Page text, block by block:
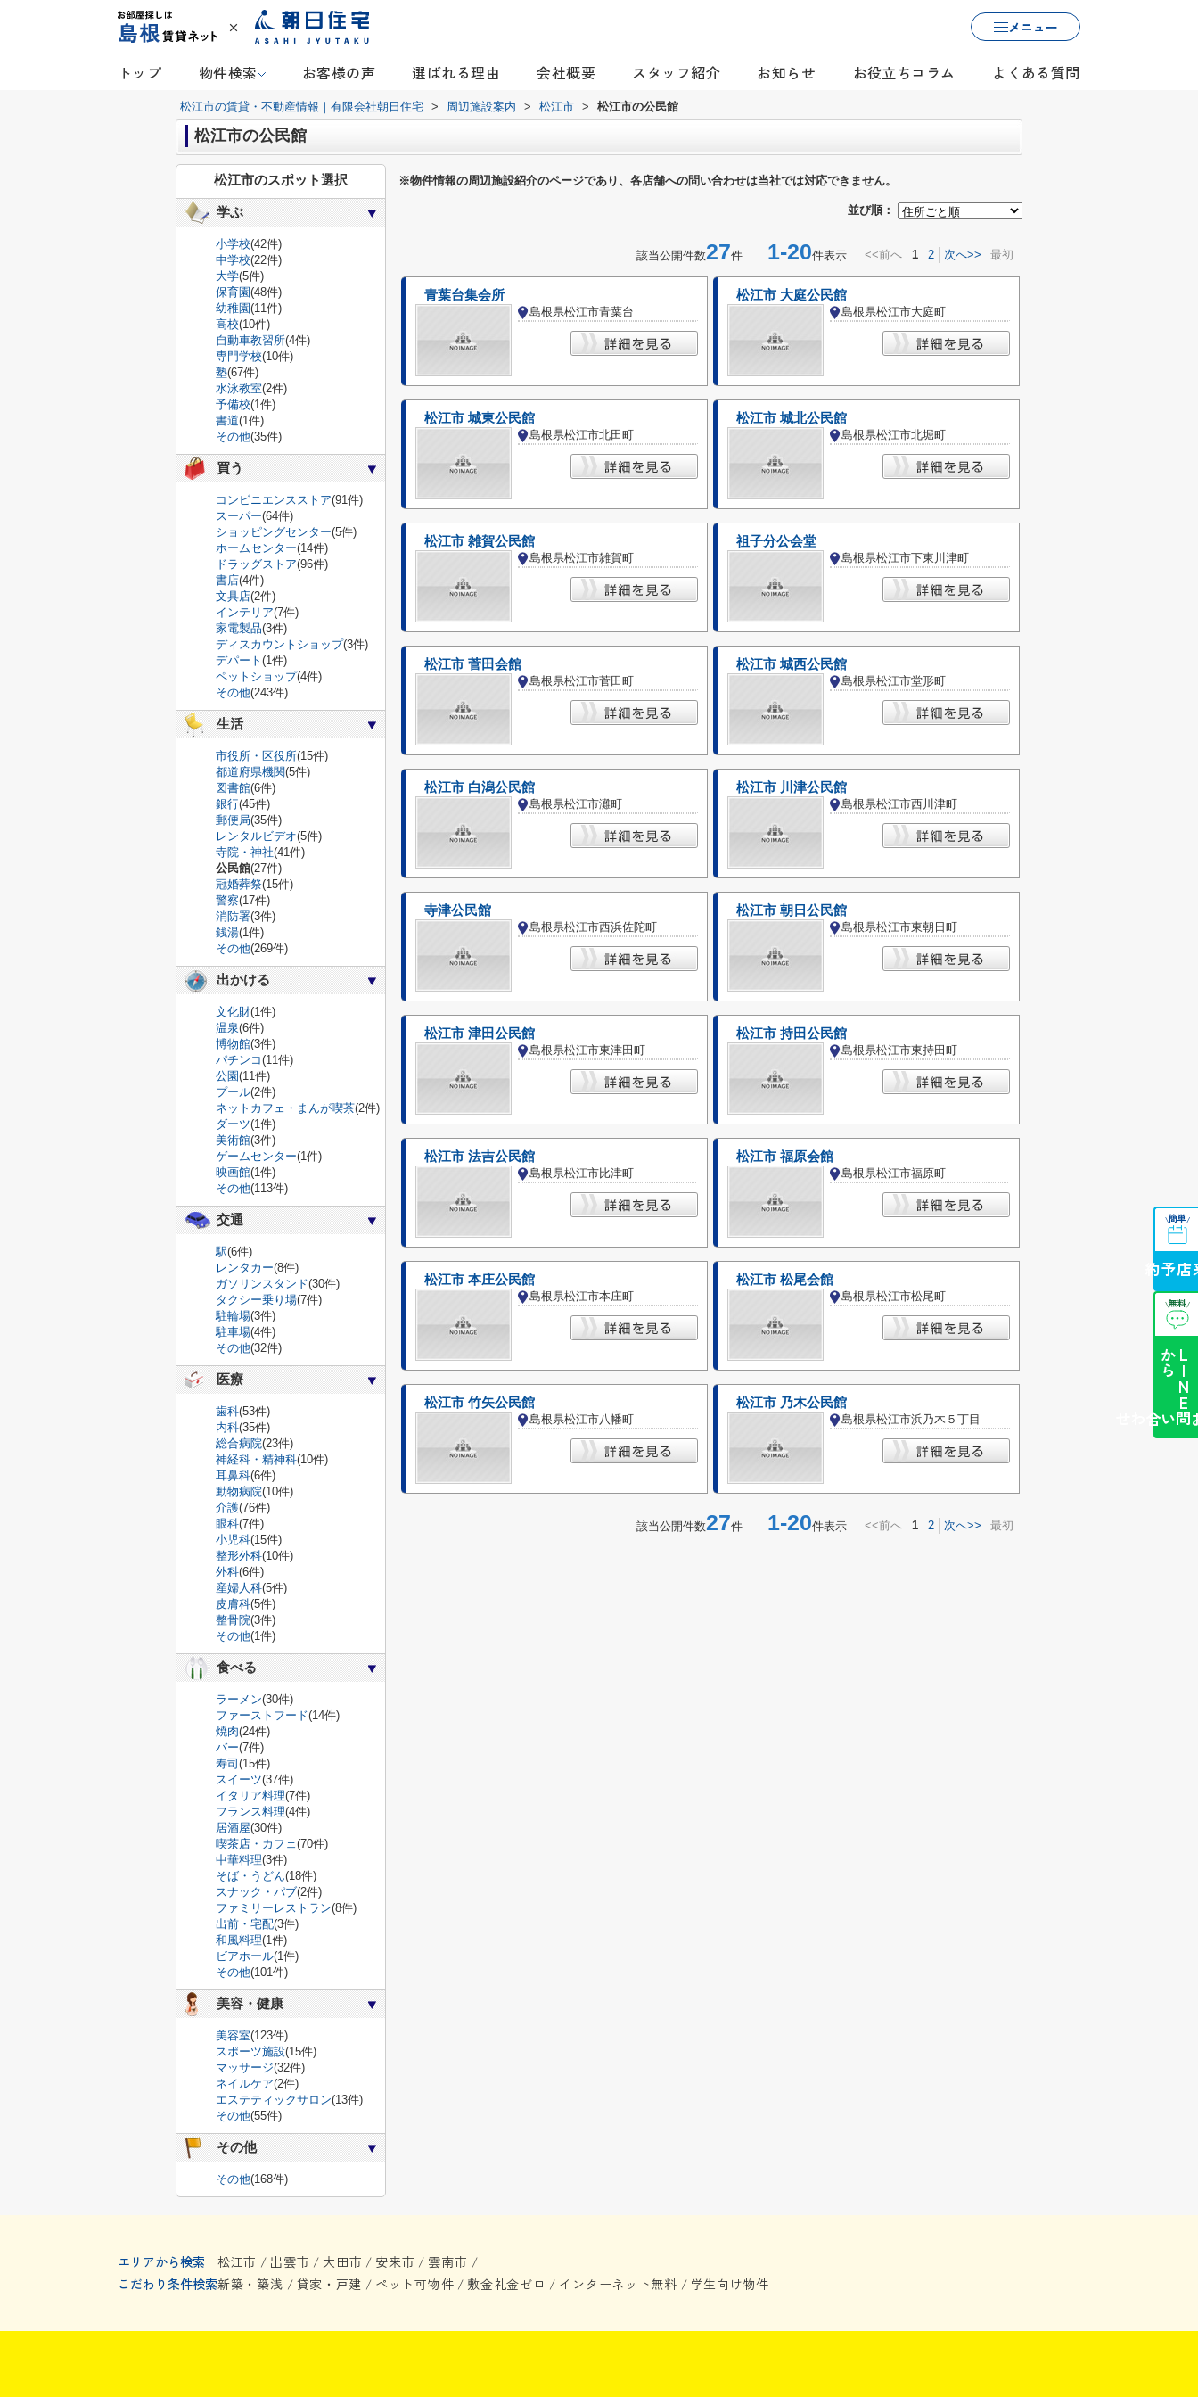
メニュー
トップ 物件検索 お客様の声 選ばれる理由 会社概要 スタッフ紹介 お知らせ お役立ちコラム よくある質問
松江市の賃貸・不動産情報｜有限会社朝日住宅 > 周辺施設案内 > 松江市 > 松江市の公民館
松江市の公民館
※物件情報の周辺施設紹介のページであり、各店舗への問い合わせは当社では対応できません。
並び順：
該当公開件数27件 1-20件表示 <<前へ 1 2 次へ>> 最初
青葉台集会所
島根県松江市青葉台
松江市 大庭公民館
島根県松江市大庭町
松江市 城東公民館
島根県松江市北田町
松江市 城北公民館
島根県松江市北堀町
松江市 雑賀公民館
島根県松江市雑賀町
祖子分公会堂
島根県松江市下東川津町
松江市 菅田会館
島根県松江市菅田町
松江市 城西公民館
島根県松江市堂形町
松江市 白潟公民館
島根県松江市灘町
松江市 川津公民館
島根県松江市西川津町
寺津公民館
島根県松江市西浜佐陀町
松江市 朝日公民館
島根県松江市東朝日町
松江市 津田公民館
島根県松江市東津田町
松江市 持田公民館
島根県松江市東持田町
松江市 法吉公民館
島根県松江市比津町
松江市 福原会館
島根県松江市福原町
松江市 本庄公民館
島根県松江市本庄町
松江市 松尾会館
島根県松江市松尾町
松江市 竹矢公民館
島根県松江市八幡町
松江市 乃木公民館
島根県松江市浜乃木５丁目
該当公開件数27件 1-20件表示 <<前へ 1 2 次へ>> 最初
松江市のスポット選択
学ぶ
小学校(42件)
中学校(22件)
大学(5件)
保育園(48件)
幼稚園(11件)
高校(10件)
自動車教習所(4件)
専門学校(10件)
塾(67件)
水泳教室(2件)
予備校(1件)
書道(1件)
その他(35件)
買う
コンビニエンスストア(91件)
スーパー(64件)
ショッピングセンター(5件)
ホームセンター(14件)
ドラッグストア(96件)
書店(4件)
文具店(2件)
インテリア(7件)
家電製品(3件)
ディスカウントショップ(3件)
デパート (1件)
ペットショップ(4件)
その他(243件)
生活
市役所・区役所(15件)
都道府県機関(5件)
図書館(6件)
銀行(45件)
郵便局(35件)
レンタルビデオ(5件)
寺院・神社(41件)
公民館(27件)
冠婚葬祭(15件)
警察(17件)
消防署(3件)
銭湯(1件)
その他(269件)
出かける
文化財(1件)
温泉(6件)
博物館(3件)
パチンコ(11件)
公園(11件)
プール(2件)
ネットカフェ・まんが喫茶(2件)
ダーツ(1件)
美術館(3件)
ゲームセンター(1件)
映画館(1件)
その他(113件)
交通
駅(6件)
レンタカー(8件)
ガソリンスタンド(30件)
タクシー乗り場(7件)
駐輪場(3件)
駐車場(4件)
その他(32件)
医療
歯科(53件)
内科(35件)
総合病院(23件)
神経科・精神科(10件)
耳鼻科(6件)
動物病院(10件)
介護(76件)
眼科(7件)
小児科(15件)
整形外科(10件)
外科(6件)
産婦人科(5件)
皮膚科(5件)
整骨院(3件)
その他(1件)
食べる
ラーメン(30件)
ファーストフード(14件)
焼肉(24件)
バー(7件)
寿司 (15件)
スイーツ(37件)
イタリア料理(7件)
フランス料理(4件)
居酒屋(30件)
喫茶店・カフェ(70件)
中華料理(3件)
そば・うどん(18件)
スナック・パブ(2件)
ファミリーレストラン(8件)
出前・宅配(3件)
和風料理(1件)
ビアホール(1件)
その他(101件)
美容・健康
美容室(123件)
スポーツ施設(15件)
マッサージ(32件)
ネイルケア(2件)
エステティックサロン(13件)
その他(55件)
その他
その他(168件)
エリアから検索 松江市 / 出雲市 / 大田市 / 安来市 / 雲南市 /
こだわり条件検索新築・築浅 / 貸家・戸建 / ペット可物件 / 敷金礼金ゼロ / インターネット無料 / 学生向け物件
\簡単/
来店予約
\無料/
L
I
N
E
か
ら